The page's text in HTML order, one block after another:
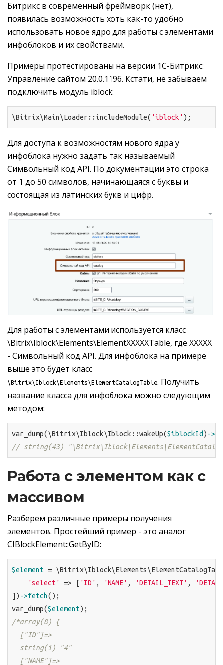
Битрикс в современный фреймворк (нет),
появилась возможность хоть как-то удобно
использовать новое ядро для работы с элементами
инфоблоков и их свойствами.
Примеры протестированы на версии 1С-Битрикс:
Управление сайтом 20.0.1196. Кстати, не забываем
подключить модуль iblock:
\Bitrix\Main\Loader::includeModule( 'iblock' );
Для доступа к возможностям нового ядра у
инфоблока нужно задать так называемый
Символьный код API. По документации это строка
от 1 до 50 символов, начинающаяся с буквы и
состоящая из латинских букв и цифр.
Для работы с элементами используется класс
\Bitrix\Iblock\Elements\ElementXXXXXTable, где XXXXX
- Символьный код API. Для инфоблока на примере
выше это будет класс
\Bitrix\Iblock\Elements\ElementCatalogTable. Получить
название класса для инфоблока можно следующим
методом:
var_dump(\Bitrix\Iblock\Iblock::wakeUp($iblockId) -
// string(43)
Работа с элементом как с
массивом
Разберем различные примеры получения
элементов. Простейший пример - это аналог
CIBlockElement::GetByID:
$element =
'select'
=> [ 'ID' , 'NAME' , 'DETAIL_TEXT' ,
]) ->fetch();
var_dump($element
/*array(8) {
  ["ID"]=>
  string(1) "4"
  ["NAME"]=>